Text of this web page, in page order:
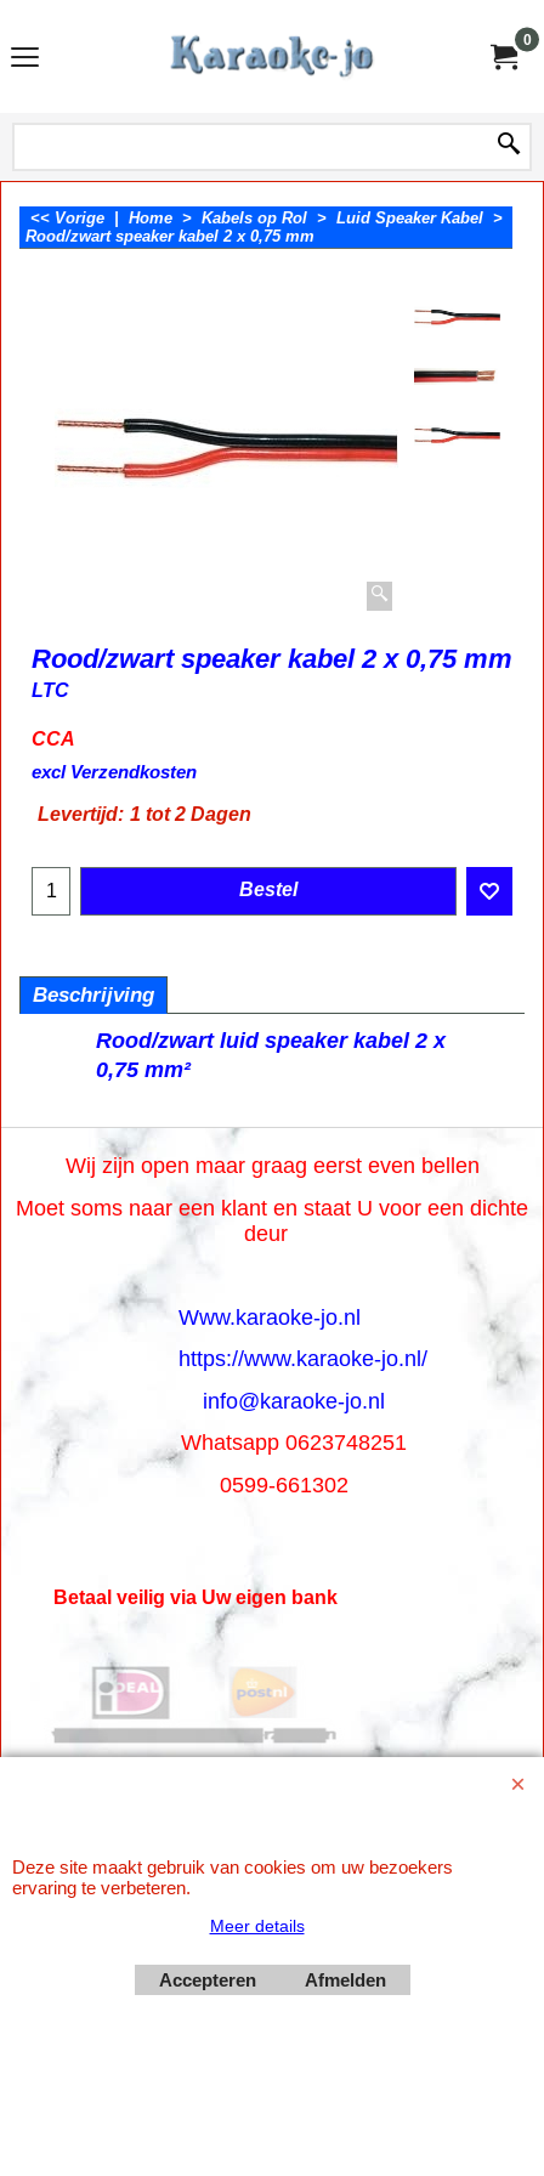
0
<< Vorige Home > Kabels op Rol > Luid Speaker Kabel >
Rood/zwart speaker kabel 2 x 0,75 mm
Rood/zwart speaker kabel 2 x 0,75 mm
LTC
CCA
€0.49 incl BTW
excl Verzendkosten
Beschrijving
Rood/zwart luid speaker kabel 2 x
Wij zijn open maar graag eerst even bellen
Moet soms naar een klant en staat U voor een dichte
deur
Www.karaoke-jo.nl
https://www.karaoke-jo.nl/
info@karaoke-jo.nl
Whatsapp 0623748251
0599-661302
Betaal veilig via Uw eigen bank
Deze site maakt gebruik van cookies om uw bezoekers
ervaring te verbeteren.
Meer details
Accepteren Afmelden